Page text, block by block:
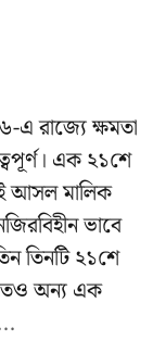
রাজ্যে ক্ষমতা
এক২১শে
আসল মালিক
ভাবে
তিনটি ২১শে
অন্য এক